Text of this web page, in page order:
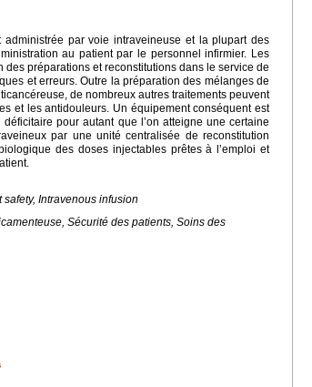
par voie intraveineuse et la plupart des
au patient par le personnel infirmier. Les
préparations et reconstitutions dans le service de
et erreurs. Outre la préparation des mélanges de
de nombreux autres traitements peuvent
et les antidouleurs. Un équipement conséquent est
pour autant que l’on atteigne une certaine
par une unité centralisée de reconstitution
des doses injectables prêtes à l’emploi et
Intravenous infusion
Sécurité des patients, Soins des